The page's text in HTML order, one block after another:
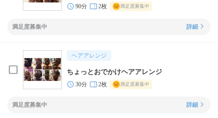
90分 2枚 満足度募集中
満足度募集中 詳細
ヘアアレンジ
ちょっとおでかけヘアアレンジ
30分 2枚 満足度募集中
満足度募集中 詳細